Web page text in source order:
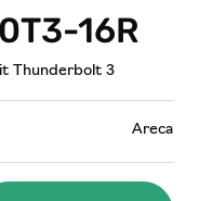
16R
Thunderbolt 3
Areca